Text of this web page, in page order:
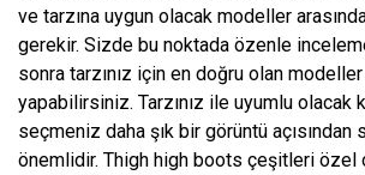
ve tarzına uygun olacak modeller
gerekir. Sizde bu noktada özenle
sonra tarzınız için en doğru olan
yapabilirsiniz. Tarzınız ile uyumlu olacak
seçmeniz daha şık bir görüntü açısından
önemlidir. Thigh high boots çeşitleri özel